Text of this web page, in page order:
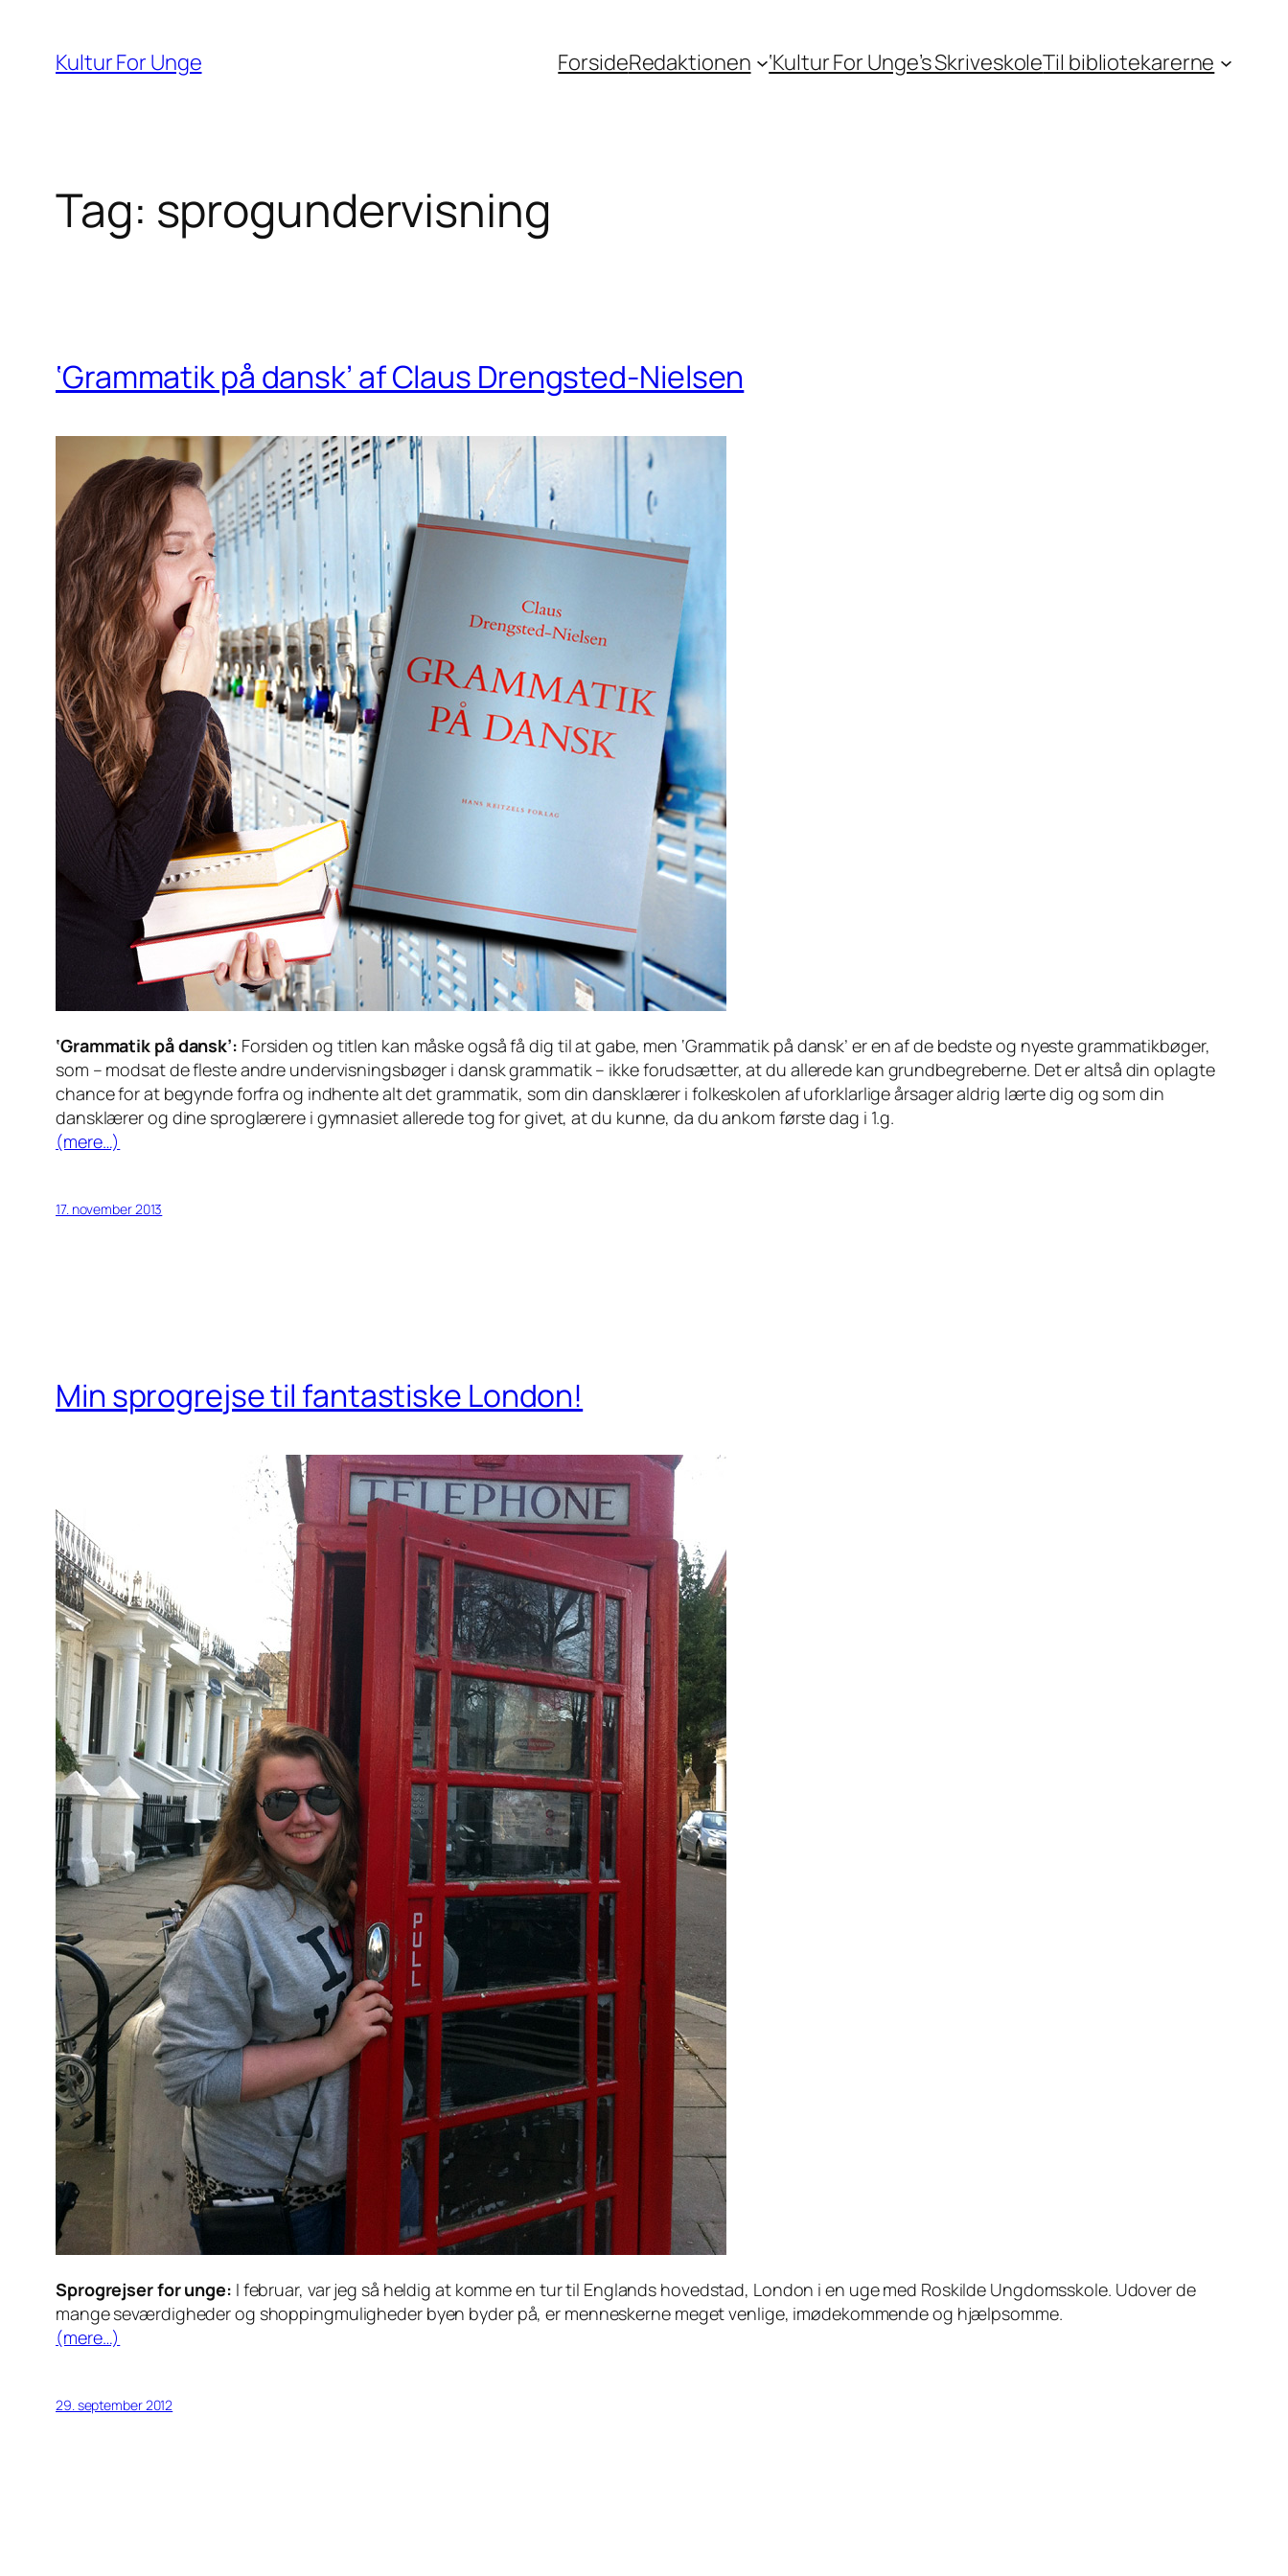
indhold
Kultur For Unge ForsideRedaktionen ‘Kultur For Unge’s SkriveskoleTil bibliotekarerne
Tag: sprogundervisning
‘Grammatik på dansk’ af Claus Drengsted-Nielsen
‘Grammatik på dansk’: Forsiden og titlen kan måske også få dig til at gabe, men ‘Grammatik på dansk’ er en af de bedste og nyeste grammatikbøger,
som – modsat de fleste andre undervisningsbøger i dansk grammatik – ikkeforudsætter, at du allerede kan grundbegreberne. Det er altså din oplagte
chance for at begynde forfra og indhente alt det grammatik, som din dansklærer i folkeskolen af uforklarlige årsager aldrig lærte dig og som din
dansklærer og dine sproglærere i gymnasiet allerede tog for givet, at du kunne, da du ankom første dag i 1.g.
(mere…)
17. november 2013
Min sprogrejse til fantastiske London!
Sprogrejser for unge: I februar, var jeg så heldig at komme en tur til Englands hovedstad, London i en uge med Roskilde Ungdomsskole. Udover de
mange seværdigheder og shoppingmuligheder byen byder på, er menneskerne meget venlige, imødekommende og hjælpsomme.
(mere…)
29. september 2012